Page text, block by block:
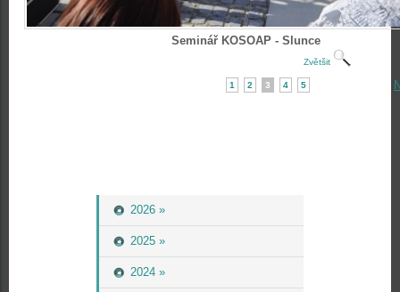
2026 »
2025 »
2024 »
Seminář KOSOAP - Slunce
Zvětšit
1 2 3 4 5